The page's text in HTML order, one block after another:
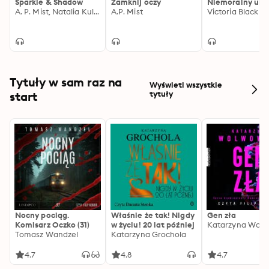
która miała być jedynie portem przelotowym na mapie
mężczyznę? Ale przede wszystkim, czy będzie chciała
można poświęcić dla pasji, a ile dla miłości...
A. P. Mist, Natalia Kulpińska
A.P. Mist
Victoria Black
Tytuły w sam raz na
start
Wyświetl wszystkie
tytuły
Nocny pociąg.
Komisarz Oczko (31)
Tomasz Wandzel
4.7
Właśnie że tak! Nigdy
w życiu! 20 lat później
Katarzyna Grochola
4.8
Gen zła
Katarzyna
4.7